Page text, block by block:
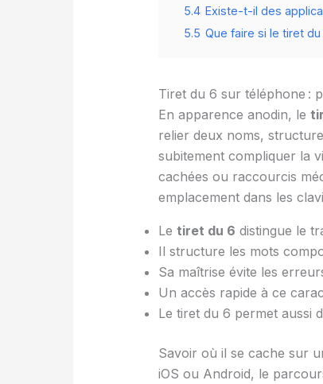
5.4 Existe-t-il des
5.5 Que faire si le tiret
Tiret du 6 sur téléphone :
En apparence anodin, le
relier deux noms,
subitement compliquer la
cachées ou raccourcis
emplacement dans les
Le tiret du 6 distingue le
Il structure les mots
Sa maîtrise évite les
Un accès rapide à ce
Le tiret du 6 permet aussi
Savoir où il se cache sur
iOS ou Android, le